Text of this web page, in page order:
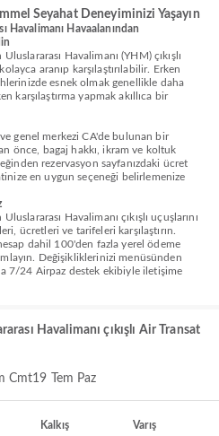
Seyahat Deneyiminizi Yaşayın
Havalimanı Havaalanından
Havalimanı (YHM) çıkışlı
aranıp karşılaştırılabilir. Erken
esnek olmak genellikle daha
karşılaştırma yapmak akıllıca bir
genel merkezi CA'de bulunan bir
önce, bagaj hakkı, ikram ve koltuk
rezervasyon sayfanızdaki ücret
en uygun seçeneği belirlemenize
Havalimanı çıkışlı uçuşlarını
ücretleri ve tarifeleri karşılaştırın.
dahil 100'den fazla yerel ödeme
Değişikliklerinizi menüsünden
7/24 Airpaz destek ekibiyle iletişime
Havalimanı çıkışlı Air Transat
Cmt19 Tem Paz
Kalkış Varış